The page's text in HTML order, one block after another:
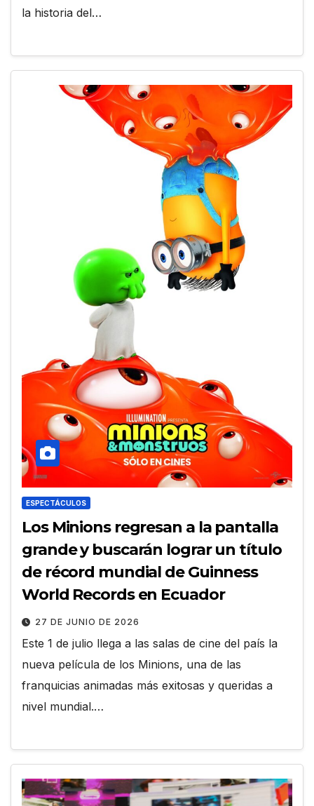
la historia del…
ESPECTÁCULOS
Los Minions regresan a la pantalla
grande y buscarán lograr un título
de récord mundial de Guinness
World Records en Ecuador
27 DE JUNIO DE 2026
Este 1 de julio llega a las salas de cine del país la
nueva película de los Minions, una de las
franquicias animadas más exitosas y queridas a
nivel mundial.…